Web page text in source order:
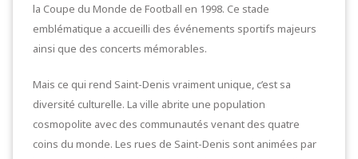
la Coupe du Monde de Football en 1998. Ce stade
emblématique a accueilli des événements sportifs majeurs
ainsi que des concerts mémorables.
Mais ce qui rend Saint-Denis vraiment unique, c’est sa
diversité culturelle. La ville abrite une population
cosmopolite avec des communautés venant des quatre
coins du monde. Les rues de Saint-Denis sont animées par